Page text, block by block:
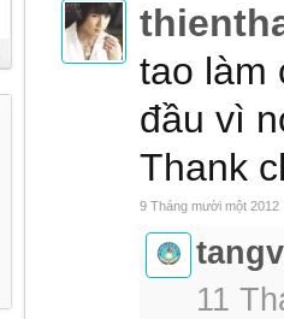
tao làm
đầu vì
Thank
9 Tháng mười một 2012
11